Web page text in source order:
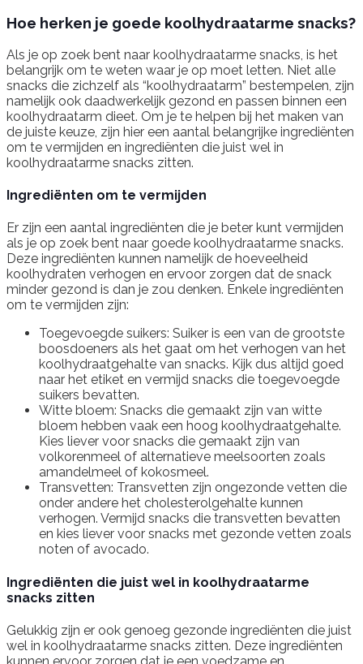
Hoe herken je goede koolhydraatarme snacks?
Als je op zoek bent naar koolhydraatarme snacks, is het
belangrijk om te weten waar je op moet letten. Niet alle
snacks die zichzelf als “koolhydraatarm” bestempelen, zijn
namelijk ook daadwerkelijk gezond en passen binnen een
koolhydraatarm dieet. Om je te helpen bij het maken van
de juiste keuze, zijn hier een aantal belangrijke ingrediënten
om te vermijden en ingrediënten die juist wel in
koolhydraatarme snacks zitten.
Ingrediënten om te vermijden
Er zijn een aantal ingrediënten die je beter kunt vermijden
als je op zoek bent naar goede koolhydraatarme snacks.
Deze ingrediënten kunnen namelijk de hoeveelheid
koolhydraten verhogen en ervoor zorgen dat de snack
minder gezond is dan je zou denken. Enkele ingrediënten
om te vermijden zijn:
Toegevoegde suikers: Suiker is een van de grootste
boosdoeners als het gaat om het verhogen van het
koolhydraatgehalte van snacks. Kijk dus altijd goed
naar het etiket en vermijd snacks die toegevoegde
suikers bevatten.
Witte bloem: Snacks die gemaakt zijn van witte
bloem hebben vaak een hoog koolhydraatgehalte.
Kies liever voor snacks die gemaakt zijn van
volkorenmeel of alternatieve meelsoorten zoals
amandelmeel of kokosmeel.
Transvetten: Transvetten zijn ongezonde vetten die
onder andere het cholesterolgehalte kunnen
verhogen. Vermijd snacks die transvetten bevatten
en kies liever voor snacks met gezonde vetten zoals
noten of avocado.
Ingrediënten die juist wel in koolhydraatarme
snacks zitten
Gelukkig zijn er ook genoeg gezonde ingrediënten die juist
wel in koolhydraatarme snacks zitten. Deze ingrediënten